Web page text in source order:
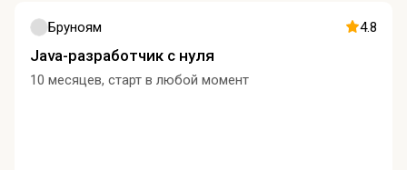
Бруноям 4.8
Java-разработчик с нуля
10 месяцев, старт в любой момент